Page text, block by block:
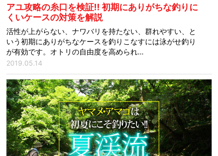
アユ攻略の糸口を検証!! 初期にありがちな釣りに
くいケースの対策を解説
活性が上がらない、ナワバリを持たない、群れやすい、と
いう初期にありがちなケースを釣りこなすには泳がせ釣り
が有効です。オトリの自由度を高められ...
2019.05.14